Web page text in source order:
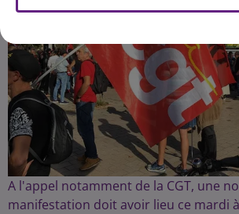
A l'appel notamment de la CGT, une
manifestation doit avoir lieu ce mardi